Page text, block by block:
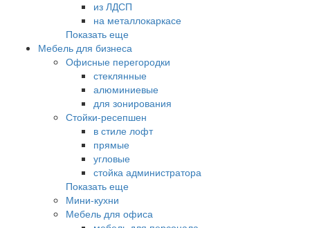
из ЛДСП
на металлокаркасе
Показать еще
Мебель для бизнеса
Офисные перегородки
стеклянные
алюминиевые
для зонирования
Стойки-ресепшен
в стиле лофт
прямые
угловые
стойка администратора
Показать еще
Мини-кухни
Мебель для офиса